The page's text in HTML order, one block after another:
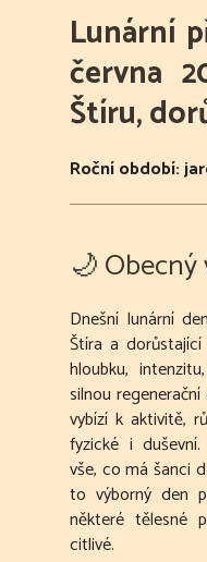
Lunární
června
Štíru,
Roční období:
🌙
Dnešní lunární
Štíra a
hloubku,
silnou
vybízí k aktivitě,
fyzické i
vše, co má šanci
to výborný den
některé tělesné
citlivé.